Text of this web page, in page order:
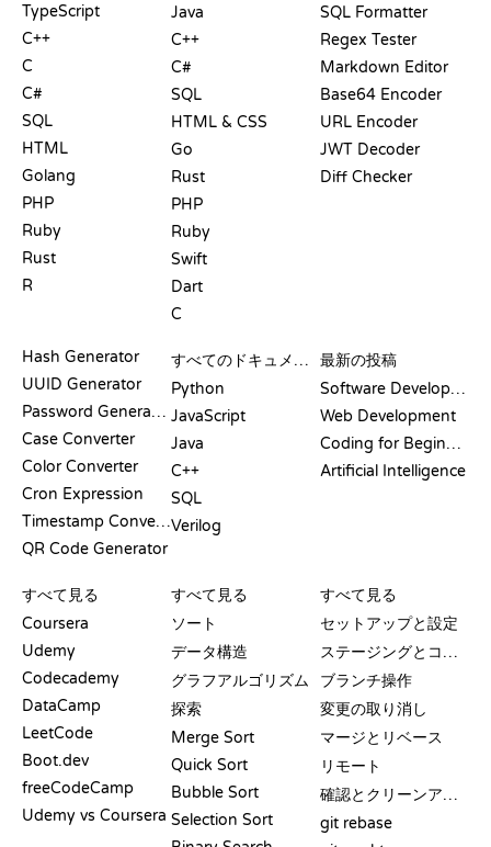
TypeScript
C++
C
C#
SQL
HTML
Golang
PHP
Ruby
Rust
R
Java
C++
C#
SQL
HTML & CSS
Go
Rust
PHP
Ruby
Swift
Dart
C
SQL Formatter
Regex Tester
Markdown Editor
Base64 Encoder
URL Encoder
JWT Decoder
Diff Checker
Hash Generator
UUID Generator
Password Generator
Case Converter
Color Converter
Cron Expression
Timestamp Converter
QR Code Generator
すべてのドキュメント
Python
JavaScript
Java
C++
SQL
Verilog
最新の投稿
Software Development
Web Development
Coding for Beginners
Artificial Intelligence
すべて見る
Coursera
Udemy
Codecademy
DataCamp
LeetCode
Boot.dev
freeCodeCamp
Udemy vs Coursera
すべて見る
ソート
データ構造
グラフアルゴリズム
探索
Merge Sort
Quick Sort
Bubble Sort
Selection Sort
すべて見る
セットアップと設定
ステージングとコミット
ブランチ操作
変更の取り消し
マージとリベース
リモート
確認とクリーンアップ
git rebase